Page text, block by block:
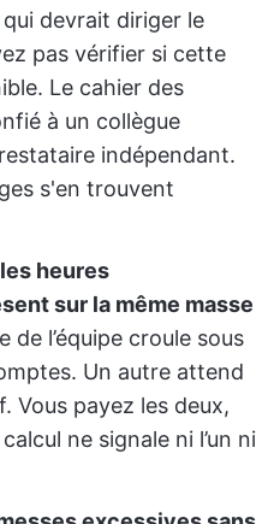
devrait diriger le
pas vérifier si cette
Le cahier des
à un collègue
indépendant.
s'en trouvent
heures
sur la même masse
de l’équipe croule sous
Un autre attend
Vous payez les deux,
ne signale ni l’un ni